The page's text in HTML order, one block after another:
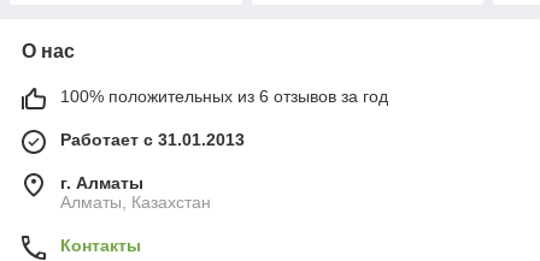
О нас
100% положительных из 6 отзывов за год
Работает с 31.01.2013
г. Алматы
Алматы, Казахстан
Контакты